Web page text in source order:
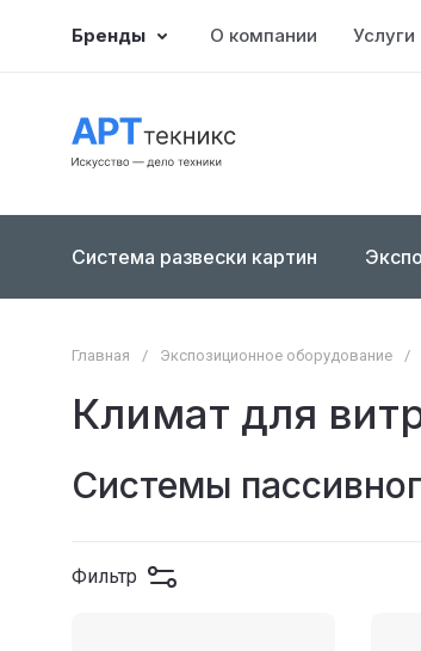
Бренды О компании Услуги
Система развески картин
Главная / Экспозиционное оборудование /
Климат для
Системы
Фильтр